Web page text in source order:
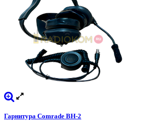
Гарнитура Comrade BH-2